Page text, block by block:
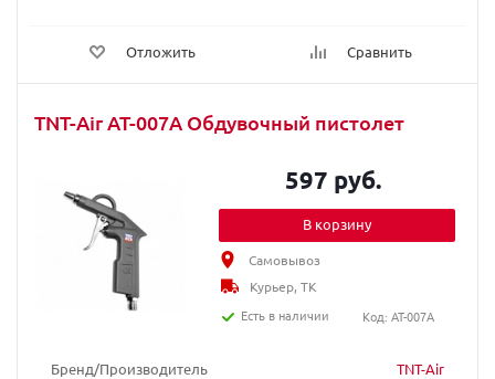
Отложить Сравнить
TNT-Air AT-007A Обдувочный пистолет
Бренд/Производитель
TNT-Air
597 руб.
В корзину
Самовывоз
Курьер, ТК
Есть в наличии
Код: AT-007A